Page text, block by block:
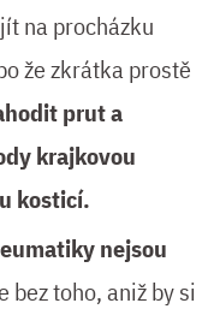
na procházku
že zkrátka prostě
prut a
krajkovou
kosticí.
nejsou
bez toho, aniž by si